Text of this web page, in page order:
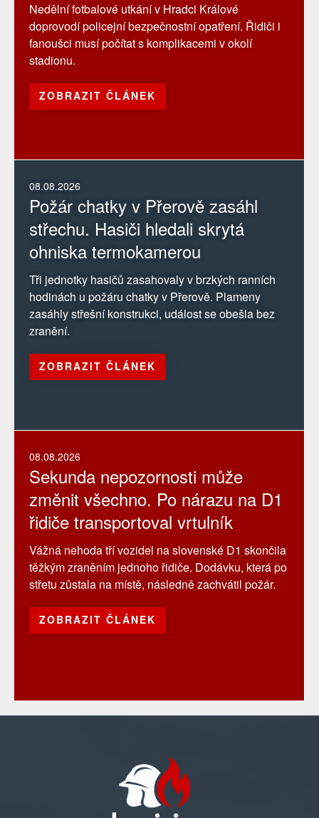
08.08.2026
Požár chatky v Přerově zasáhl
střechu. Hasiči hledali skrytá
ohniska termokamerou
Tři jednotky hasičů zasahovaly v brzkých ranních
hodinách u požáru chatky v Přerově. Plameny
zasáhly střešní konstrukci, událost se obešla bez
zranění.
ZOBRAZIT ČLÁNEK
08.08.2026
Sekunda nepozornosti může
změnit všechno. Po nárazu na D1
řidiče transportoval vrtulník
Vážná nehoda tří vozidel na slovenské D1 skončila
těžkým zraněním jednoho řidiče. Dodávku, která po
střetu zůstala na místě, následně zachvátil požár.
ZOBRAZIT ČLÁNEK
Nedělní fotbalové utkání v Hradci Králové
doprovodí policejní bezpečnostní opatření. Řidiči i
fanoušci musí počítat s komplikacemi v okolí
stadionu.
ZOBRAZIT ČLÁNEK